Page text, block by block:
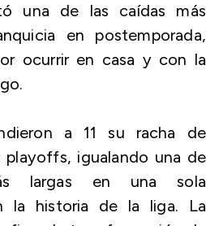
una de las caídas más
en postemporada,
ocurrir en casa y con la
a 11 su racha de
igualando una de
largas en una sola
la historia de la liga. La